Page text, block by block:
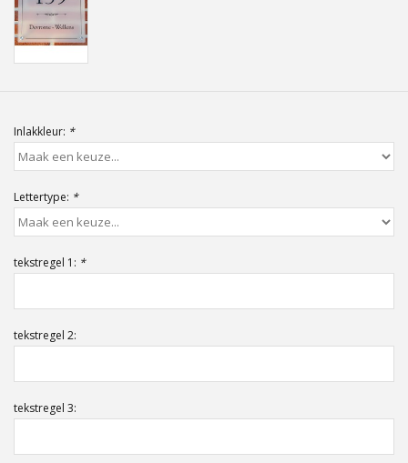
Portfolio
kleuren en lettertypes
Inlakkleur: *
Lettertype: *
tekstregel 1: *
tekstregel 2:
tekstregel 3: